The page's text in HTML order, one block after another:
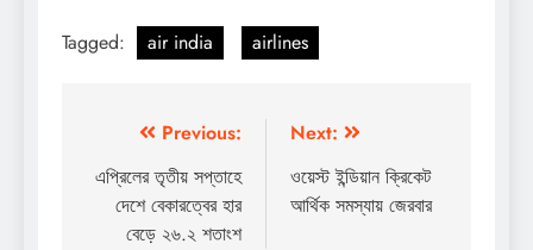
Tagged: air india airlines
navigation
Previous:
এপ্রিলের তৃতীয় সপ্তাহে
দেশে বেকারত্বের হার
বেড়ে ২৬.২ শতাংশ
Next:
ওয়েস্ট ইন্ডিয়ান ক্রিকেট
আর্থিক সমস্যায় জেরবার